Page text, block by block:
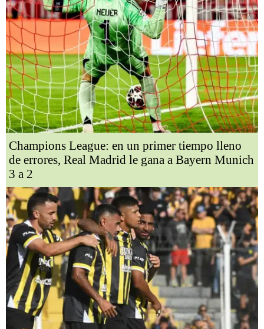
Champions League: en un primer tiempo lleno
de errores, Real Madrid le gana a Bayern Munich
3 a 2